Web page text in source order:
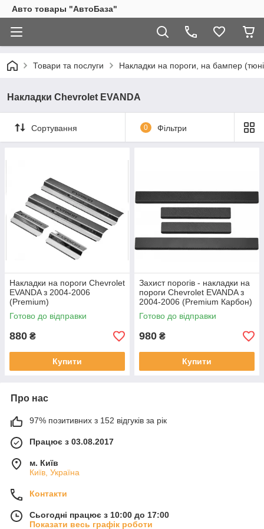
Авто товары "АвтоБаза"
Товари та послуги Накладки на пороги, на бампер
Накладки Chevrolet EVANDA
Сортування 0 Фільтри
Накладки на пороги Chevrolet
EVANDA з 2004-2006
(Premium)
Готово до відправки
880 ₴
Купити
Захист порогів - накладки на
пороги Chevrolet EVANDA з
2004-2006 (Premium Карбон)
Готово до відправки
980 ₴
Купити
Про нас
97% позитивних з 152 відгуків за рік
Працює з 03.08.2017
м. Київ
Київ, Україна
Контакти
Сьогодні працює з 10:00 до 17:00
Показати весь графік роботи